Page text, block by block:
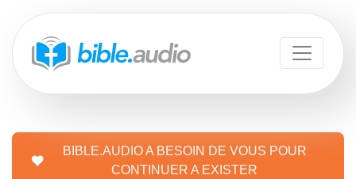
BIBLE.AUDIO A BESOIN DE VOUS POUR
CONTINUER A EXISTER